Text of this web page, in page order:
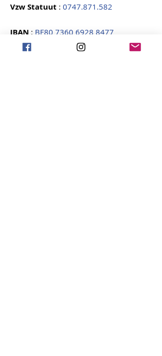
Vzw Statuut : 0747.871.582
IBAN : BE80 7360 6928 8477
BIC:KREDBEBB